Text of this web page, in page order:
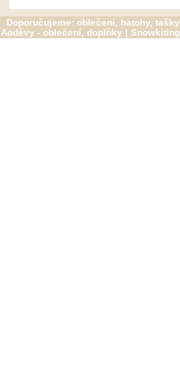
Doporučujeme: oblečení, batohy,
Aoděvy - oblečení, doplňky |